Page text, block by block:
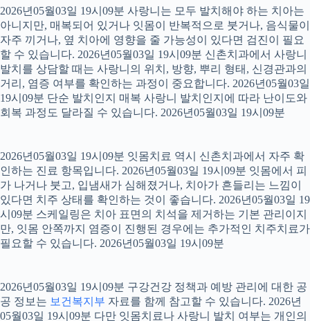
2026년05월03일 19시09분 사랑니는 모두 발치해야 하는 치아는
아니지만, 매복되어 있거나 잇몸이 반복적으로 붓거나, 음식물이
자주 끼거나, 옆 치아에 영향을 줄 가능성이 있다면 검진이 필요
할 수 있습니다. 2026년05월03일 19시09분 신촌치과에서 사랑니
발치를 상담할 때는 사랑니의 위치, 방향, 뿌리 형태, 신경관과의
거리, 염증 여부를 확인하는 과정이 중요합니다. 2026년05월03일
19시09분 단순 발치인지 매복 사랑니 발치인지에 따라 난이도와
회복 과정도 달라질 수 있습니다. 2026년05월03일 19시09분
2026년05월03일 19시09분 잇몸치료 역시 신촌치과에서 자주 확
인하는 진료 항목입니다. 2026년05월03일 19시09분 잇몸에서 피
가 나거나 붓고, 입냄새가 심해졌거나, 치아가 흔들리는 느낌이
있다면 치주 상태를 확인하는 것이 좋습니다. 2026년05월03일 19
시09분 스케일링은 치아 표면의 치석을 제거하는 기본 관리이지
만, 잇몸 안쪽까지 염증이 진행된 경우에는 추가적인 치주치료가
필요할 수 있습니다. 2026년05월03일 19시09분
2026년05월03일 19시09분 구강건강 정책과 예방 관리에 대한 공
공 정보는 보건복지부 자료를 함께 참고할 수 있습니다. 2026년
05월03일 19시09분 다만 잇몸치료나 사랑니 발치 여부는 개인의